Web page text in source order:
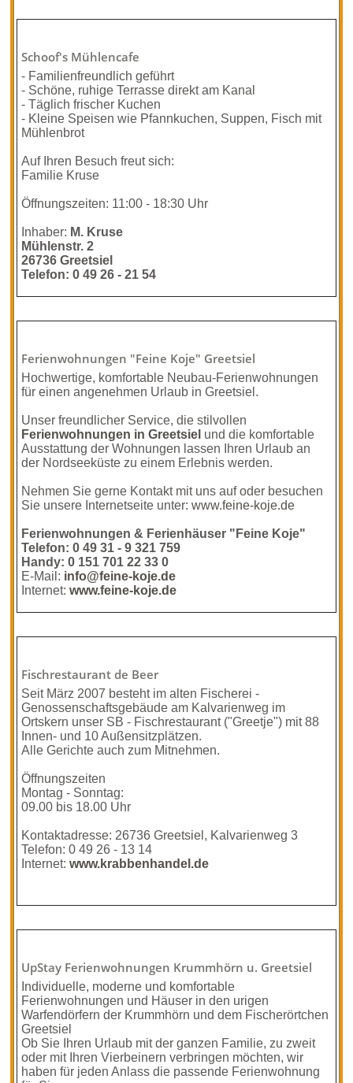
Schoof's Mühlencafe
- Familienfreundlich geführt
- Schöne, ruhige Terrasse direkt am Kanal
- Täglich frischer Kuchen
- Kleine Speisen wie Pfannkuchen, Suppen, Fisch mit
Mühlenbrot
Auf Ihren Besuch freut sich:
Familie Kruse
Öffnungszeiten: 11:00 - 18:30 Uhr
Inhaber: M. Kruse
Mühlenstr. 2
26736 Greetsiel
Telefon: 0 49 26 - 21 54
Ferienwohn­ungen "Feine Koje" Greetsiel
Hochwertige, komfortable Neubau-Ferienwohnungen
für einen angenehmen Urlaub in Greetsiel.
Unser freundlicher Service, die stilvollen
Ferienwohnungen in Greetsiel und die komfortable
Ausstattung der Wohnungen lassen Ihren Urlaub an
der Nordseeküste zu einem Erlebnis werden.
Nehmen Sie gerne Kontakt mit uns auf oder besuchen
Sie unsere Internetseite unter:www.feine-koje.de
Ferienwohnungen & Ferienhäuser "Feine Koje"
Telefon: 0 49 31 - 9 321 759
Handy: 0 151 701 22 33 0
E-Mail: info@feine-koje.de
Internet:www.feine-koje.de
Fischrestaurant de Beer
Seit März 2007 besteht im alten Fischerei -
Genossenschaftsgebäude am Kalvarienweg im
Ortskern unser SB - Fischrestaurant ("Greetje") mit 88
Innen- und 10 Außensitzplätzen.
Alle Gerichte auch zum Mitnehmen.
Öffnungszeiten
Montag - Sonntag:
09.00 bis 18.00 Uhr
Kontaktadresse: 26736 Greetsiel, Kalvarien­weg 3
Telefon: 0 49 26 - 13 14
Internet:www.krabbenhandel.de
UpStay Ferienwohnungen Krummhörn u. Greetsiel
Individuelle, moderne und komfortable
Ferienwohnungen und Häuser in den urigen
Warfendörfern der Krummhörn und dem Fischerörtchen
Greetsiel
Ob Sie Ihren Urlaub mit der ganzen Familie, zu zweit
oder mit Ihren Vierbeinern verbringen möchten, wir
haben für jeden Anlass die passende Ferienwohnung